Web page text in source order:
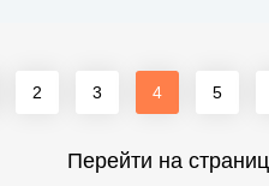
2 3 4 5
Перейти на